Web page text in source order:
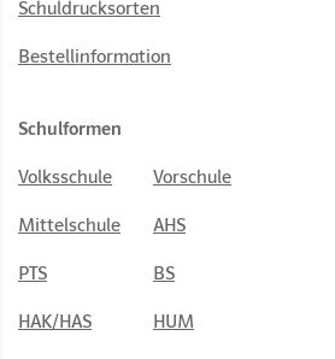
Schuldrucksorten
Bestellinformation
Schulformen
Volksschule Vorschule
Mittelschule AHS
PTS BS
HAK/HAS HUM